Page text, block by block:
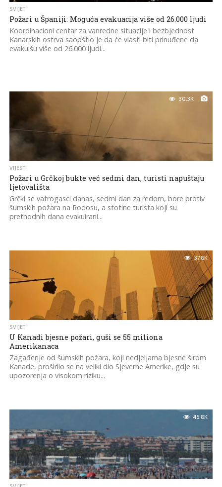
SVIJET
Požari u Španiji: Moguća evakuacija više od 26.000 ljudi
Koordinacioni centar za vanredne situacije i bezbjednost
Kanarskih ostrva saopštio je da će vlasti biti prinuđene da
evakuišu više od 26.000 ljudi...
30.3K
VIJESTI
Požari u Grčkoj bukte već sedmi dan, turisti napuštaju
ljetovališta
Grčki se vatrogasci danas, sedmi dan za redom, bore protiv
šumskih požara na Rodosu, a stotine turista koji su
prethodnih dana evakuirani...
37.8K
SVIJET
U Kanadi bjesne požari, guši se 55 miliona
Amerikanaca
Zagađenje od šumskih požara, koji nedjeljama bjesne širom
Kanade, proširilo se na veliki dio Sjeverne Amerike, gdje su
upozorenja o visokom riziku...
45.8K